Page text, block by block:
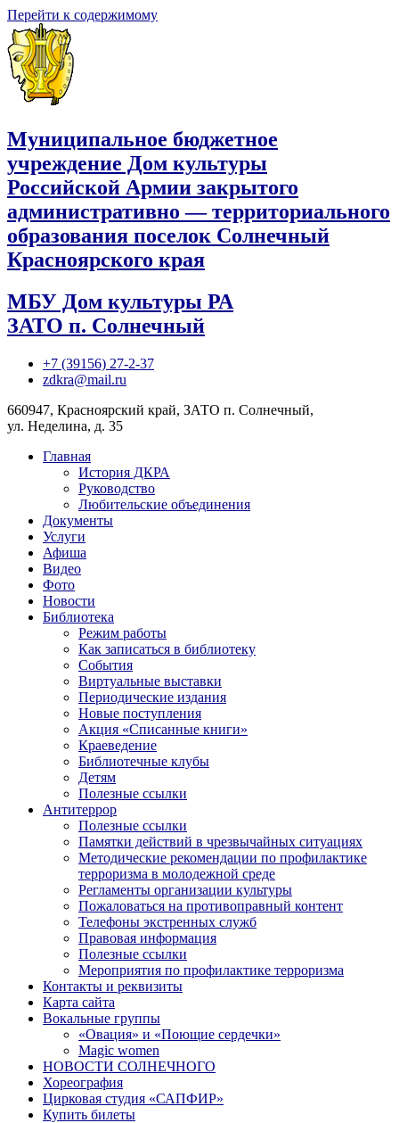
Перейти к содержимому
Муниципальное бюджетное
учреждение Дом культуры
Российской Армии закрытого
административно — территориального
образования поселок Солнечный
Красноярского края
МБУ Дом культуры РА
ЗАТО п. Солнечный
+7 (39156) 27-2-37
zdkra@mail.ru
660947, Красноярский край, ЗАТО п. Солнечный,
ул. Неделина, д. 35
Главная
История ДКРА
Руководство
Любительские объединения
Документы
Услуги
Афиша
Видео
Фото
Новости
Библиотека
Режим работы
Как записаться в библиотеку
События
Виртуальные выставки
Периодические издания
Новые поступления
Акция «Списанные книги»
Краеведение
Библиотечные клубы
Детям
Полезные ссылки
Антитеррор
Полезные ссылки
Памятки действий в чрезвычайных ситуациях
Методические рекомендации по профилактике
терроризма в молодежной среде
Регламенты организации культуры
Пожаловаться на противоправный контент
Телефоны экстренных служб
Правовая информация
Полезные ссылки
Мероприятия по профилактике терроризма
Контакты и реквизиты
Карта сайта
Вокальные группы
«Овация» и «Поющие сердечки»
Magic women
НОВОСТИ СОЛНЕЧНОГО
Хореография
Цирковая студия «САПФИР»
Купить билеты